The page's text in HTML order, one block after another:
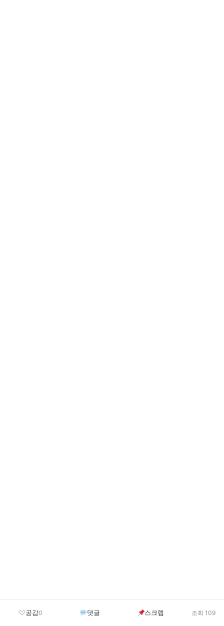
공감0 댓글 스크랩 조회 109